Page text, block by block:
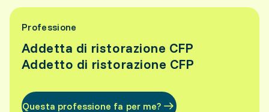
Professione
Addetta di ristorazione CFP
Addetto di ristorazione CFP
Questa professione fa per me?